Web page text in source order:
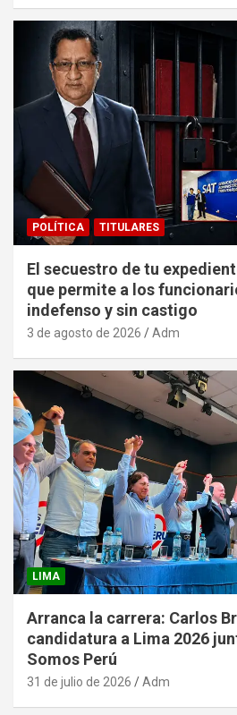
POLÍTICA TITULARES
El secuestro de tu
que permite a los
indefenso y sin castigo
3 de agosto de 2026 Adm
LIMA
Arranca la carrera: Carlos
candidatura a Lima 2026
Somos Perú
31 de julio de 2026 Adm